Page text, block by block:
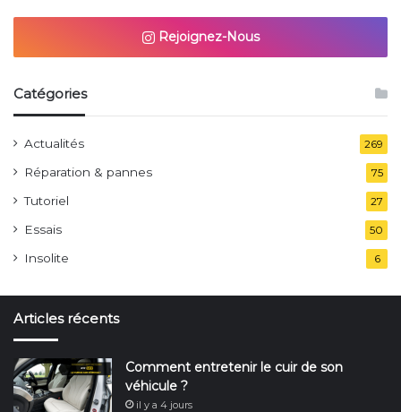
Rejoignez-Nous
Catégories
Actualités 269
Réparation & pannes 75
Tutoriel 27
Essais 50
Insolite 6
Articles récents
Comment entretenir le cuir de son
véhicule ?
il y a 4 jours